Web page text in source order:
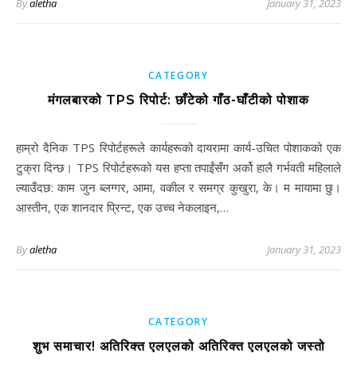
Byaletha January 31, 2023
CATEGORY
मंगलबारको TPS रिपोर्ट: छाँटेको गाँठ-घाँटीको पोशाक
हाम्रो दैनिक TPS रिपोर्टहरूले कार्यहरूको दायरामा कार्य-उचित पोशाकको एक
टुक्रा दिन्छ। TPS रिपोर्टहरूको यस हप्ता तपाईंसँग अर्को हालै गर्भवती महिलाले
ल्याउँदछ: काम जुन ब्लग्गर, आमा, वकील र समग्र कुखुरा, के। म मायामा छु।
आस्तीन, एक शानदार प्रिन्ट, एक उच्च नेकलाइन,…
Byaletha January 31, 2023
CATEGORY
शुभ समाचार! अतिरिक्त एलएलको अतिरिक्त एलएलको जस्तो